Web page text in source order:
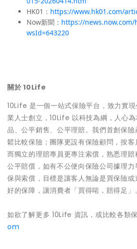
HK01： https://www.hk01.com/
Now新聞： https://
wsId=643220
關於 10Life
10Life 是一個一站式保險平台，致力實
業人士創立，10Life 以科技為綱，人心
品、公平銷售、公平理賠。我們首創保
鬆比較保險；團隊更設有保險顧問，按客
而獨立的理賠專員更專注索償，熟悉理
公平賠償，如有不公便向保險公司據理
保與索償，目標是讓客人無論是買保險
好的保障，讓消費者「買得啱，賠得足」。
如欲了解更多 10Life 資訊，或比較各類
om